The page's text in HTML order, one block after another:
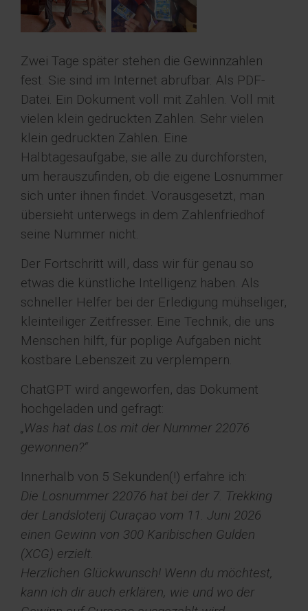
Zwei Tage später stehen die Gewinnzahlen
fest. Sie sind im Internet abrufbar. Als PDF-
Datei. Ein Dokument voll mit Zahlen. Voll mit
vielen klein gedruckten Zahlen. Sehr vielen
klein gedruckten Zahlen. Eine
Halbtagesaufgabe, sie alle zu durchforsten,
um herauszufinden, ob die eigene Losnummer
sich unter ihnen findet. Vorausgesetzt, man
übersieht unterwegs in dem Zahlenfriedhof
seine Nummer nicht.
Der Fortschritt will, dass wir für genau so
etwas die künstliche Intelligenz haben. Als
schneller Helfer bei der Erledigung mühseliger,
kleinteiliger Zeitfresser. Eine Technik, die uns
Menschen hilft, für poplige Aufgaben nicht
kostbare Lebenszeit zu verplempern.
ChatGPT wird angeworfen, das Dokument
hochgeladen und gefragt:
„Was hat das Los mit der Nummer 22076
gewonnen?“
Innerhalb von 5 Sekunden(!) erfahre ich:
Die Losnummer 22076 hat bei der 7. Trekking
der Landsloterij Curaçao vom 11. Juni 2026
einen Gewinn von 300 Karibischen Gulden
(XCG) erzielt.
Herzlichen Glückwunsch! Wenn du möchtest,
kann ich dir auch erklären, wie und wo der